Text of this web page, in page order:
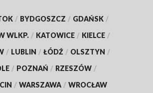
/ BYDGOSZCZ / GDAŃSK /
WLKP. / KATOWICE / KIELCE /
/ LUBLIN / ŁÓDŹ / OLSZTYN /
/ POZNAŃ / RZESZÓW /
/ WARSZAWA / WROCŁAW